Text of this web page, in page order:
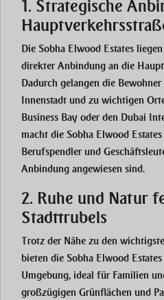
1. Strategische
Die Sobha Elwood Estates
direkter Anbindung an die
Dadurch gelangen die
Innenstadt und zu wichtigen
Business Bay oder den Dubai
macht die Sobha Elwood Estates
Berufspendler und
Anbindung angewiesen sind.
2. Ruhe und Natur
Stadttrubels
Trotz der Nähe zu den
bieten die Sobha Elwood Estates
Umgebung, ideal für Familien
großzügigen Grünflächen und